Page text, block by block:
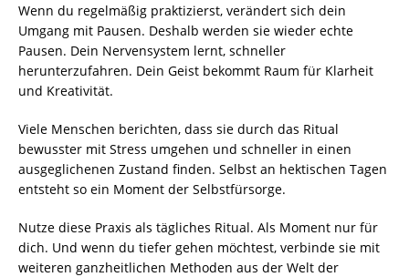
Wenn du regelmäßig praktizierst, verändert sich dein
Umgang mit Pausen. Deshalb werden sie wieder echte
Pausen. Dein Nervensystem lernt, schneller
herunterzufahren. Dein Geist bekommt Raum für Klarheit
und Kreativität.
Viele Menschen berichten, dass sie durch das Ritual
bewusster mit Stress umgehen und schneller in einen
ausgeglichenen Zustand finden. Selbst an hektischen Tagen
entsteht so ein Moment der Selbstfürsorge.
Nutze diese Praxis als tägliches Ritual. Als Moment nur für
dich. Und wenn du tiefer gehen möchtest, verbinde sie mit
weiteren ganzheitlichen Methoden aus der Welt der